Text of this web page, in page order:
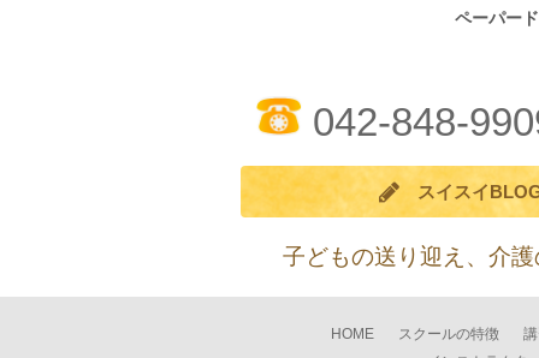
ペーパー
042-848-
スイスイ
子どもの送り迎え、介
HOME スクールの特徴